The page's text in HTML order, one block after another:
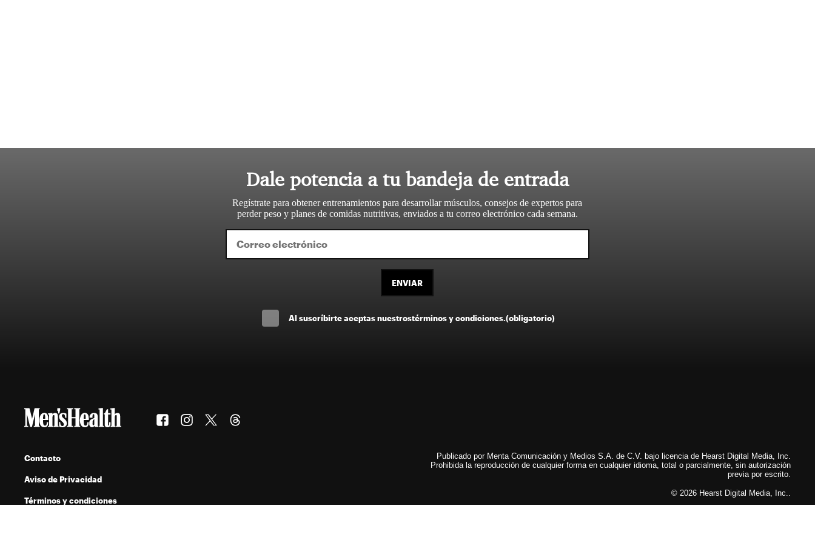
Dale potencia a tu bandeja de entrada
Regístrate para obtener entrenamientos para desarrollar músculos, consejos de expertos para
perder peso y planes de comidas nutritivas, enviados a tu correo electrónico cada semana.
ENVIAR
Al suscríbirte aceptas nuestrostérminos y condiciones.(obligatorio)
Contacto
Aviso de Privacidad
Términos y condiciones
Publicado por Menta Comunicación y Medios S.A. de C.V. bajo licencia de Hearst Digital Media, Inc.
Prohibida la reproducción de cualquier forma en cualquier idioma, total o parcialmente, sin autorización
previa por escrito.
© 2026 Hearst Digital Media, Inc..